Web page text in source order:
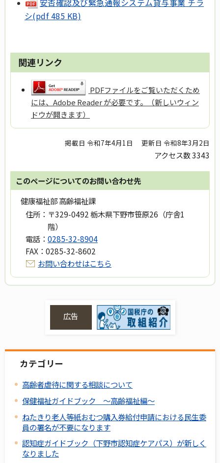
シ(pdf 485 KB)
関連リンク
PDFファイルをご覧いただくため
には、Adobe Reader が必要です。（新しいウィン
ドウが開きます）
掲載日 令和7年4月1日 更新日 令和8年3月2日
アクセス数3343
このページについてのお問い合わせ先
健康福祉部 高齢福祉課
住所： 〒329-0492 栃木県下野市笹原26（庁舎1
階）
電話： 0285-32-8904
FAX： 0285-32-8602
お問い合わせはこちら
広告
カテゴリー
高齢者虐待に関する相談について
保健福祉ガイドブック ～高齢福祉編～
ねたきり老人等紙おむつ購入券給付申請における民生委
員の署名が不要になります
認知症ガイドブック（下野市認知症ケアパス）が新しく
なりました